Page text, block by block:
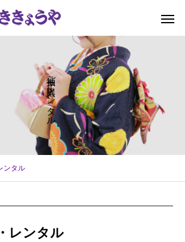
振袖ご購入・レンタル
ンタル
レンタル